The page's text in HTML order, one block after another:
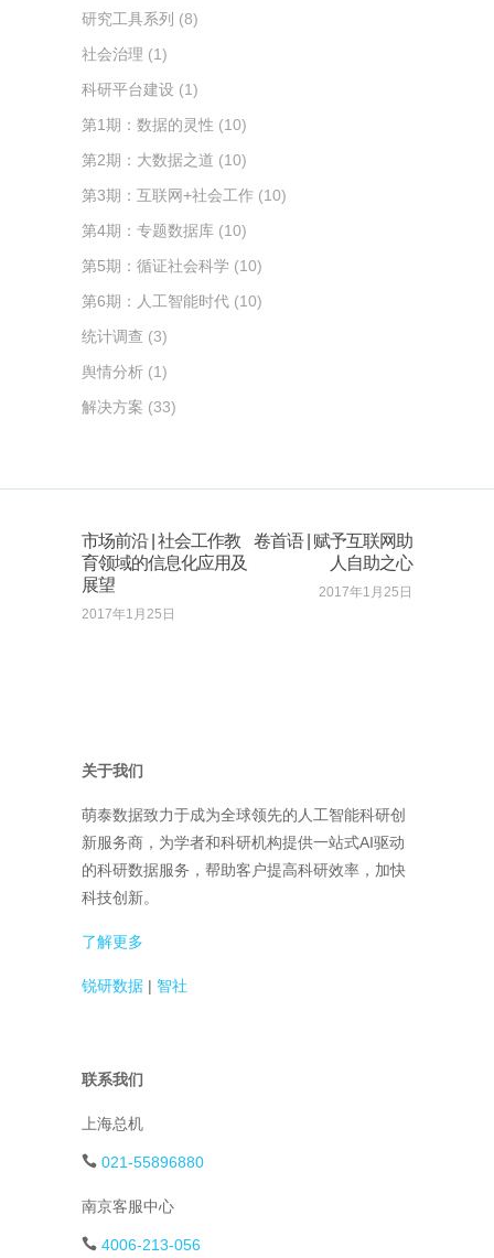
研究工具系列 (8)
社会治理 (1)
科研平台建设 (1)
第1期：数据的灵性 (10)
第2期：大数据之道 (10)
第3期：互联网+社会工作 (10)
第4期：专题数据库 (10)
第5期：循证社会科学 (10)
第6期：人工智能时代 (10)
统计调查 (3)
舆情分析 (1)
解决方案 (33)
市场前沿 | 社会工作教
育领域的信息化应用及
展望
2017年1月25日
卷首语 | 赋予互联网助
人自助之心
2017年1月25日
关于我们
萌泰数据致力于成为全球领先的人工智能科研创
新服务商，为学者和科研机构提供一站式AI驱动
的科研数据服务，帮助客户提高科研效率，加快
科技创新。
了解更多
锐研数据 | 智社
联系我们
上海总机
021-55896880
南京客服中心
4006-213-056